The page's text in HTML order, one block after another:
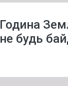
Година
не будь